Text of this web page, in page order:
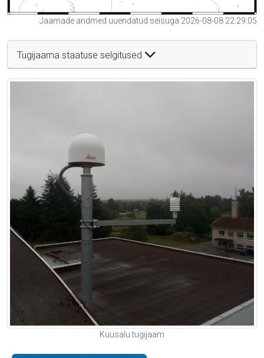
Jaamade andmed uuendatud seisuga 2026-08-08 22:29:05
Tugijaama staatuse selgitused
Kuusalu tugijaam